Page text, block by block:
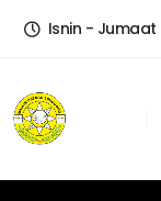
Isnin -